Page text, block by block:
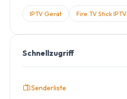
IPTV Gerät Fire TV Stick IPTV
Schnellzugriff
Senderliste